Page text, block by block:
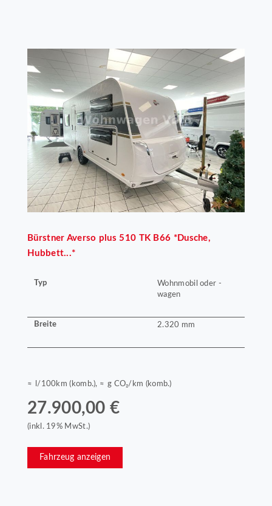
Bürstner Averso plus 510 TK B66 *Dusche,
Hubbett...*
Typ
Wohnmobil oder -
wagen
Breite 2.320 mm
≈ l/100km (komb.), ≈ g CO₂/km (komb.)
27.900,00 €
(inkl. 19% MwSt.)
Fahrzeug anzeigen